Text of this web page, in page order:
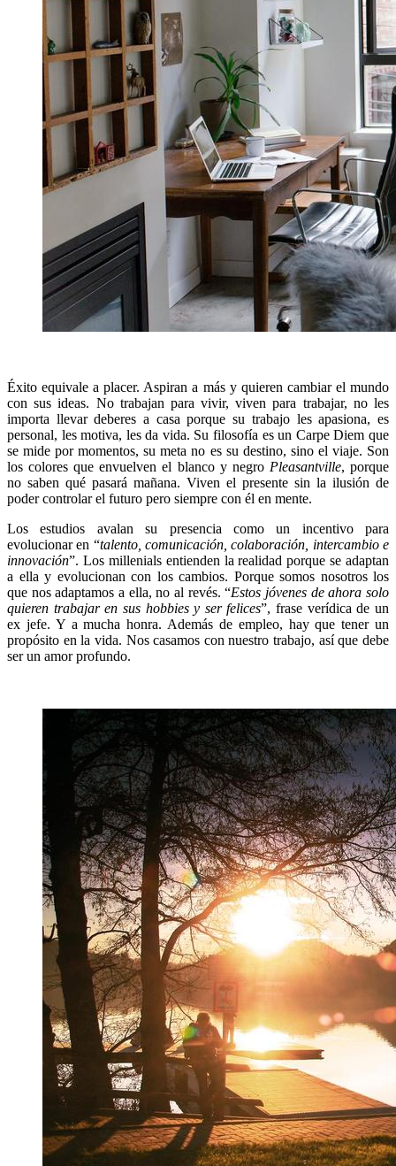
Éxito equivale a placer. Aspiran a más y quieren cambiar el mundo
con sus ideas. No trabajan para vivir, viven para trabajar, no les
importa llevar deberes a casa porque su trabajo les apasiona, es
personal, les motiva, les da vida. Su filosofía es un Carpe Diem que
se mide por momentos, su meta no es su destino, sino el viaje. Son
los colores que envuelven el blanco y negro Pleasantville, porque
no saben qué pasará mañana. Viven el presente sin la ilusión de
poder controlar el futuro pero siempre con él en mente.
Los estudios avalan su presencia como un incentivo para
evolucionar en “talento, comunicación, colaboración, intercambio e
innovación”. Los millenials entienden la realidad porque se adaptan
a ella y evolucionan con los cambios. Porque somos nosotros los
que nos adaptamos a ella, no al revés. “Estos jóvenes de ahora solo
quieren trabajar en sus hobbies y ser felices”, frase verídica de un
ex jefe. Y a mucha honra. Además de empleo, hay que tener un
propósito en la vida. Nos casamos con nuestro trabajo, así que debe
ser un amor profundo.